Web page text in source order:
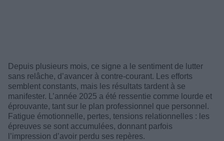
Depuis plusieurs mois, ce signe a le sentiment de lutter
sans relâche, d’avancer à contre-courant. Les efforts
semblent constants, mais les résultats tardent à se
manifester. L’année 2025 a été ressentie comme lourde et
éprouvante, tant sur le plan professionnel que personnel.
Fatigue émotionnelle, pertes, tensions relationnelles : les
épreuves se sont accumulées, donnant parfois
l’impression d’avoir perdu ses repères.